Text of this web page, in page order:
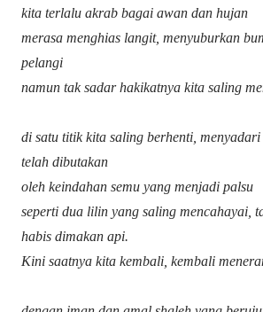
kita terlalu akrab bagai awan dan hujan
merasa menghias langit, menyuburkan
pelangi
namun tak sadar hakikatnya kita saling
di satu titik kita saling berhenti,
telah dibutakan
oleh keindahan semu yang menjadi palsu
seperti dua lilin yang saling mencahayai,
habis dimakan api.
Kini saatnya kita kembali, kembali